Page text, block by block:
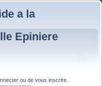
a la
Epiniere
ou de vous inscrire